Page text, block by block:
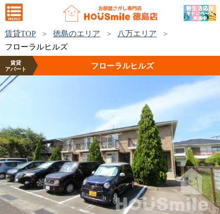
賃貸TOP 徳島のエリア
八万エリア
フローラルヒルズ
賃貸
アパート
フローラルヒルズ